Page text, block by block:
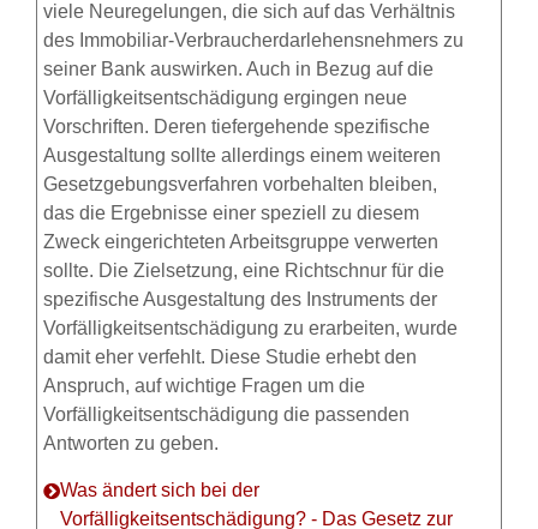
viele Neuregelungen, die sich auf das Verhältnis
des Immobiliar-Verbraucherdarlehensnehmers zu
seiner Bank auswirken. Auch in Bezug auf die
Vorfälligkeitsentschädigung ergingen neue
Vorschriften. Deren tiefergehende spezifische
Ausgestaltung sollte allerdings einem weiteren
Gesetzgebungsverfahren vorbehalten bleiben,
das die Ergebnisse einer speziell zu diesem
Zweck eingerichteten Arbeitsgruppe verwerten
sollte. Die Zielsetzung, eine Richtschnur für die
spezifische Ausgestaltung des Instruments der
Vorfälligkeitsentschädigung zu erarbeiten, wurde
damit eher verfehlt. Diese Studie erhebt den
Anspruch, auf wichtige Fragen um die
Vorfälligkeitsentschädigung die passenden
Antworten zu geben.
Was ändert sich bei der
Vorfälligkeitsentschädigung? - Das Gesetz zur